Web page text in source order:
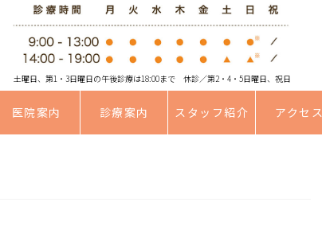
土曜日、第1・3日曜日の午後診療は18:00まで 休診／第2・4・5日曜日、祝日
医院案内 診療案内 スタッフ紹介 アクセス